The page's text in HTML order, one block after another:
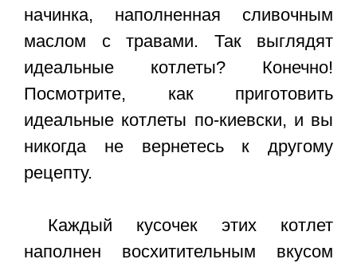
начинка, наполненная сливочным
маслом с травами. Так выглядят
идеальные котлеты? Конечно!
Посмотрите, как приготовить
идеальные котлеты по-киевски, и вы
никогда не вернетесь к другому
рецепту.
Каждый кусочек этих котлет
наполнен восхитительным вкусом